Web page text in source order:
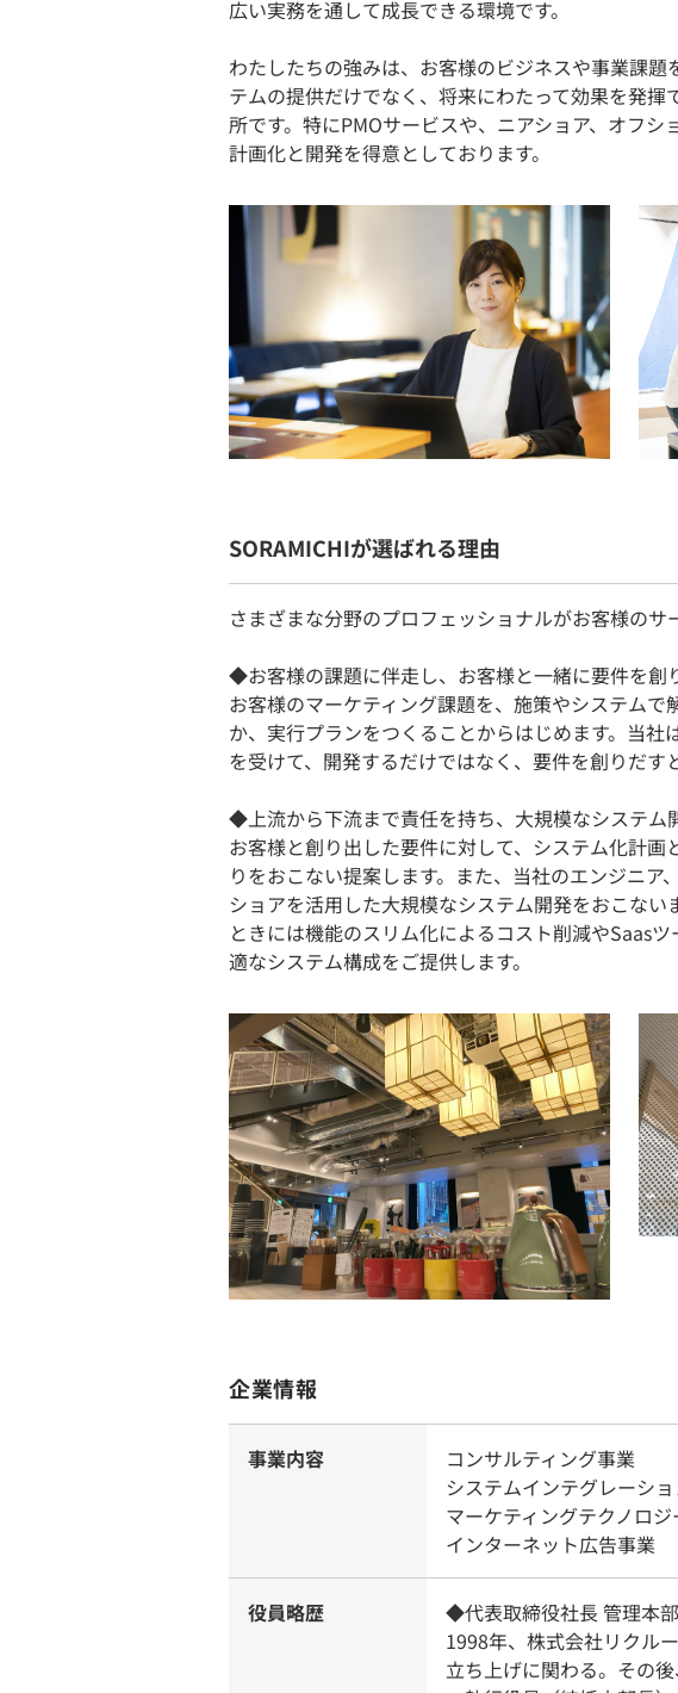
広い実務を通して成長できる環境です。
わたしたちの強みは、お客様のビジネスや事業課
テムの提供だけでなく、将来にわたって効果を発
所です。特にPMOサービスや、ニアショア、オフ
計画化と開発を得意としております。
SORAMICHIが選ばれる理由
さまざまな分野のプロフェッショナルがお客様のサ
◆お客様の課題に伴走し、お客様と一緒に要件を創
お客様のマーケティング課題を、施策やシステム
か、実行プランをつくることからはじめます。当
を受けて、開発するだけではなく、要件を創りだす
◆上流から下流まで責任を持ち、大規模なシステム
お客様と創り出した要件に対して、システム化計
りをおこない提案します。また、当社のエンジニ
ショアを活用した大規模なシステム開発をおこない
ときには機能のスリム化によるコスト削減やSaas
適なシステム構成をご提供します。
企業情報
事業内容
コンサルティング事業
システムインテグレーシ
マーケティングテクノロジ
インターネット広告事業
役員略歴
◆代表取締役社長 管理本
1998年、株式会社リクル
立ち上げに関わる。その